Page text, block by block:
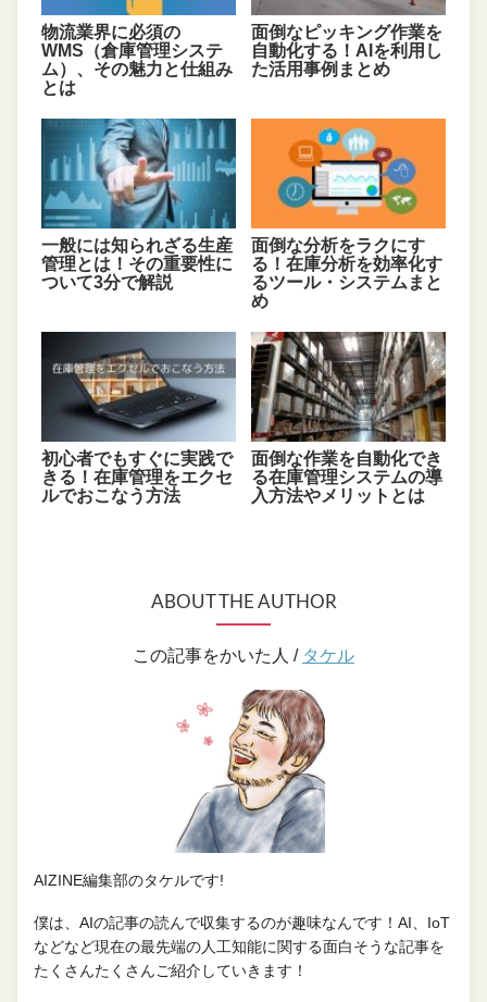
物流業界に必須の
WMS（倉庫管理システ
ム）、その魅力と仕組み
とは
面倒なピッキング作業を
自動化する！AIを利用し
た活用事例まとめ
一般には知られざる生産
管理とは！その重要性に
ついて3分で解説
面倒な分析をラクにす
る！在庫分析を効率化す
るツール・システムまと
め
初心者でもすぐに実践で
きる！在庫管理をエクセ
ルでおこなう方法
面倒な作業を自動化でき
る在庫管理システムの導
入方法やメリットとは
ABOUT THE AUTHOR
この記事をかいた人 / タケル
AIZINE編集部のタケルです!
僕は、AIの記事の読んで収集するのが趣味なんです！AI、IoT
などなど現在の最先端の人工知能に関する面白そうな記事を
たくさんたくさんご紹介していきます！